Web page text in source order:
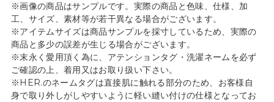
※画像の商品はサンプルです。実際の商品と色味、仕様、加
工、サイズ、素材等が若干異なる場合がございます。
※アイテムサイズは商品サンプルを採寸しているため、実際の
商品と多少の誤差が生じる場合がございます。
※末永く愛用頂く為に、アテンションタグ・洗濯ネームを必ず
ご確認の上、着用又はお取り扱い下さい。
※HER.のネームタグは直接肌に触れる部分のため、お客様自
身で取り外しがしやすいように軽い縫い付けの仕様となってお